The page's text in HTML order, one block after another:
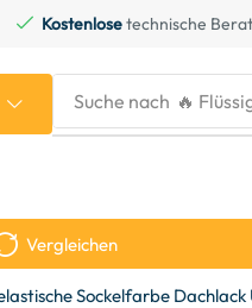
Kostenlosetechnische
Suche nach 🔥
Vergleichen
Sockelfarbe Dachlack